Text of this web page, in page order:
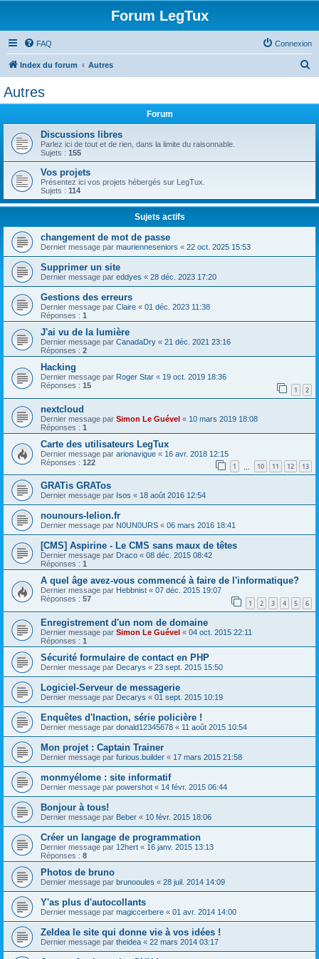
Forum LegTux
FAQ Connexion
Index du forum Autres
e
Autres
Forum
Discussions libres
Parlez ici de tout et de rien, dans la limite du raisonnable.
Sujets : 155
Vos projets
Présentez ici vos projets hébergés sur LegTux.
Sujets : 114
Sujets actifs
changement de mot de passe
Dernier message par maurienneseniors « 22 oct. 2025 15:53
Supprimer un site
Dernier message par eddyes « 28 déc. 2023 17:20
Gestions des erreurs
Dernier message par Claire « 01 déc. 2023 11:38
Réponses : 1
J'ai vu de la lumière
Dernier message par CanadaDry « 21 déc. 2021 23:16
Réponses : 2
Hacking
Dernier message par Roger Star « 19 oct. 2019 18:36
Réponses : 15 1 2
nextcloud
Dernier message par Simon Le Guével « 10 mars 2019 18:08
Réponses : 1
Carte des utilisateurs LegTux
Dernier message par arionavigue « 16 avr. 2018 12:15
Réponses : 122 1 10 11 12 13
GRATis GRATos
Dernier message par Isos « 18 août 2016 12:54
nounours-lelion.fr
Dernier message par N0UN0URS « 06 mars 2016 18:41
[CMS] Aspirine - Le CMS sans maux de têtes
Dernier message par Draco « 08 déc. 2015 08:42
Réponses : 1
A quel âge avez-vous commencé à faire de l'informatique?
Dernier message par Hebbnist « 07 déc. 2015 19:07
Réponses : 57 1 2 3 4 5 6
Enregistrement d'un nom de domaine
Dernier message par Simon Le Guével « 04 oct. 2015 22:11
Réponses : 1
Sécurité formulaire de contact en PHP
Dernier message par Decarys « 23 sept. 2015 15:50
Logiciel-Serveur de messagerie
Dernier message par Decarys « 01 sept. 2015 10:19
Enquêtes d'Inaction, série policière !
Dernier message par donald12345678 « 11 août 2015 10:54
Mon projet : Captain Trainer
Dernier message par furious.builder « 17 mars 2015 21:58
monmyélome : site informatif
Dernier message par powershot « 14 févr. 2015 06:44
Bonjour à tous!
Dernier message par Beber « 10 févr. 2015 18:06
Créer un langage de programmation
Dernier message par 12hert « 16 janv. 2015 13:13
Réponses : 8
Photos de bruno
Dernier message par brunooules « 28 juil. 2014 14:09
Y'as plus d'autocollants
Dernier message par magiccerbere « 01 avr. 2014 14:00
ZeIdea le site qui donne vie à vos idées !
Dernier message par theidea « 22 mars 2014 03:17